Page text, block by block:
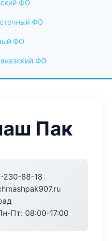
ФО
ФО
ФО
ФО
Пак
230-88-18
Пт: 08:00-17:00